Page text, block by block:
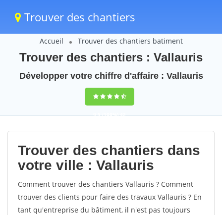
Trouver des chantiers
Accueil Trouver des chantiers batiment
Trouver des chantiers : Vallauris
Développer votre chiffre d'affaire : Vallauris
9,5(100%)42
votes
Trouver des chantiers dans
votre ville : Vallauris
Comment trouver des chantiers Vallauris ? Comment
trouver des clients pour faire des travaux Vallauris ? En
tant qu'entreprise du bâtiment, il n'est pas toujours